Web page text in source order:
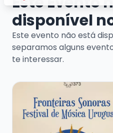
disponível
Este evento não está
separamos alguns
te interessar.
Veja mais sobre